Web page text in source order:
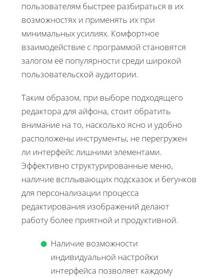
пользователям быстрее разбираться в их
возможностях и применять их при
минимальных усилиях. Комфортное
взаимодействие с программой становятся
залогом её популярности среди широкой
пользовательской аудитории.
Таким образом, при выборе подходящего
редактора для айфона, стоит обратить
внимание на то, насколько ясно и удобно
расположены инструменты, не перегружен
ли интерфейс лишними элементами.
Эффективно структурированные меню,
наличие всплывающих подсказок и бегунков
для персонализации процесса
редактирования изображений делают
работу более приятной и продуктивной.
Наличие возможности
индивидуальной настройки
интерфейса позволяет каждому